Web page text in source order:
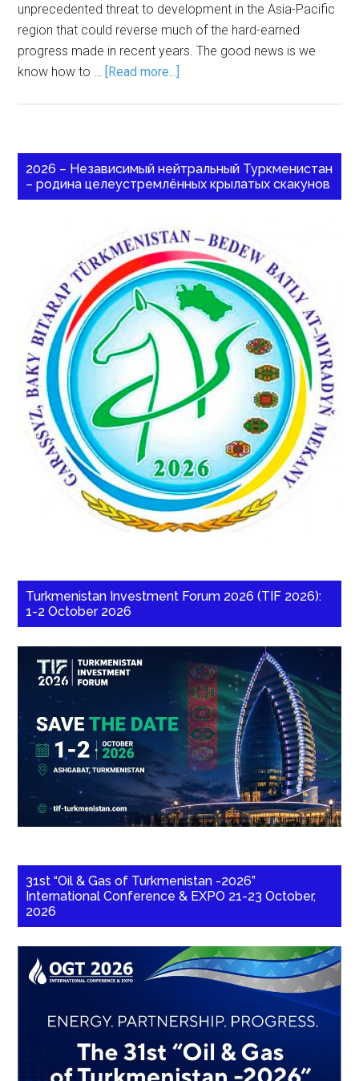
unprecedented threat to development in the Asia-Pacific
region that could reverse much of the hard-earned
progress made in recent years. The good news is we
know how to … [Read more...]
2026 – Независимый нейтральный Туркменистан
– родина целеустремлённых крылатых скакунов
Turkmenistan Investment Forum 2026 (TIF 2026):
1-2 October 2026
31st “Oil & Gas of Turkmenistan -2026”
International Conference & EXPO 21-23 October,
2026